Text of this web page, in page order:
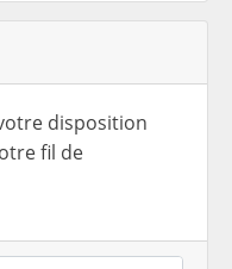
disposition
fil de